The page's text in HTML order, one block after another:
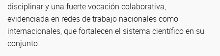
disciplinar y una fuerte vocación colaborativa,
evidenciada en redes de trabajo nacionales como
internacionales, que fortalecen el sistema científico en su
conjunto.